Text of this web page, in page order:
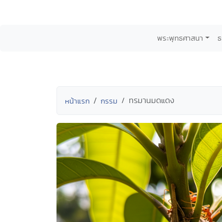
พระพุทธศาสนา
หน้าแรก กรรม ทรมานมดแดง